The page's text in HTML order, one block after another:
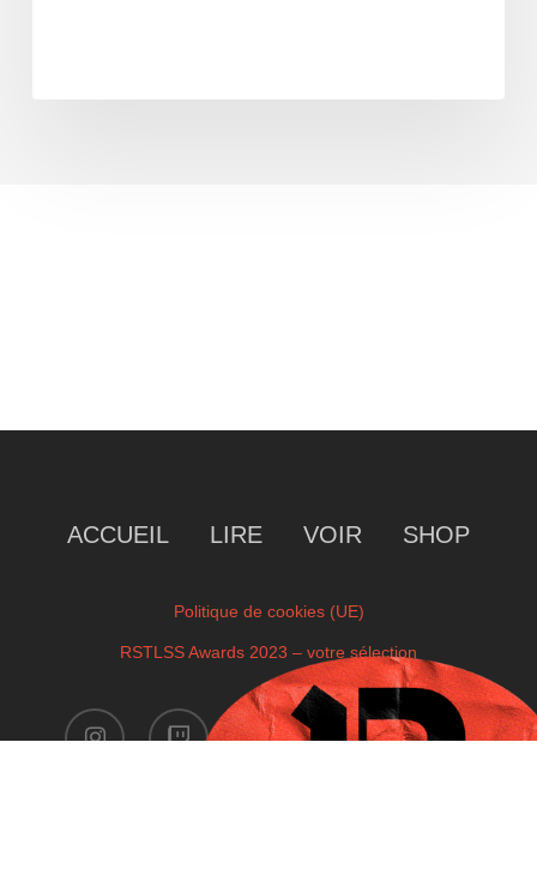
ACCUEIL LIRE VOIR SHOP
Politique de cookies (UE)
RSTLSS Awards 2023 – votre sélection
instagram twitch facebook youtube
x-
twitter